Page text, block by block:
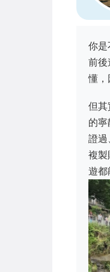
你是
前後
懂，
但其
的
證過
複製
遊都